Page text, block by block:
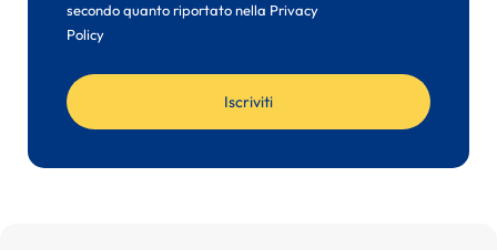
secondo quanto riportato nella Privacy
Policy
Iscriviti